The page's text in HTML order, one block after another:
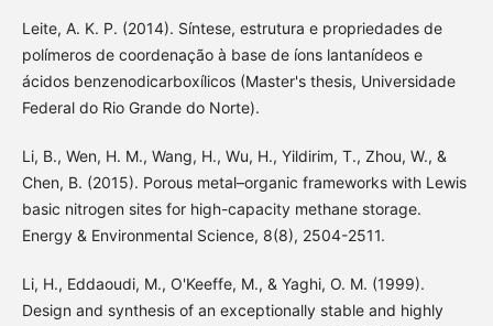
Leite, A. K. P. (2014). Síntese, estrutura e propriedades de
polímeros de coordenação à base de íons lantanídeos e
ácidos benzenodicarboxílicos (Master's thesis, Universidade
Federal do Rio Grande do Norte).
Li, B., Wen, H. M., Wang, H., Wu, H., Yildirim, T., Zhou, W., &
Chen, B. (2015). Porous metal–organic frameworks with Lewis
basic nitrogen sites for high-capacity methane storage.
Energy & Environmental Science, 8(8), 2504-2511.
Li, H., Eddaoudi, M., O'Keeffe, M., & Yaghi, O. M. (1999).
Design and synthesis of an exceptionally stable and highly